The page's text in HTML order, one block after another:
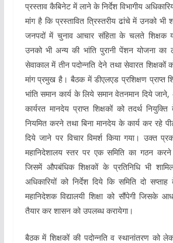
प्रस्ताव कैबिनेट में लाने के निर्देश विभागीय
मांग है कि प्रस्तावित त्रिस्तरीय ढांचे में उनको भी
जनपदों में चुनाव आचार संहिता के चलते शिक्षक
उनको भी अन्य की भांति पुरानी पेंशन योजना का
सेवाकाल में तीन पदोन्नति देने तथा सेवारत शिक्षकों
मांग प्रमुख है। बैठक में डीएलएड प्रशिक्षण प्राप्त
भांति समान कार्य के लिये समान वेतनमान दिये जाने,
कार्यरत मानदेय प्राप्त शिक्षकों को तदर्थ
नियमित करने तथा बिना मानदेय के कार्य कर रहे
दिये जाने पर विचार विमर्श किया गया। उक्त
महानिदेशालय स्तर पर एक समिति का गठन करने
जिसमें औपबंधिक शिक्षकों के प्रतिनिधि भी
अधिकारियों को निर्देश दिये कि समिति दो सप्ताह
महानिदेशक विद्यालयी शिक्षा को सौंपेगी जिसके
तैयार कर शासन को उपलब्ध करायेगा।
बैठक में शिक्षकों की पदोन्नति व स्थानांतरण को